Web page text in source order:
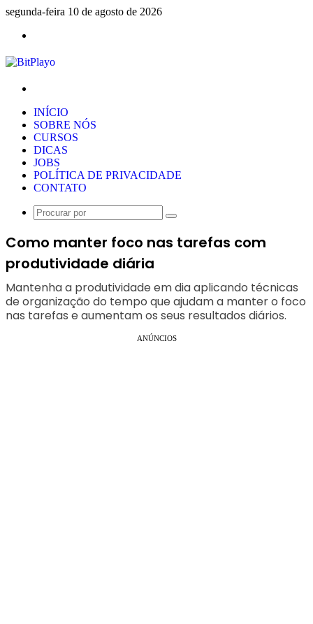
segunda-feira 10 de agosto de 2026
INÍCIO
SOBRE NÓS
CURSOS
DICAS
JOBS
POLÍTICA DE PRIVACIDADE
CONTATO
Procurar
Como manter foco nas tarefas com
produtividade diária
Mantenha a produtividade em dia aplicando técnicas
de organização do tempo que ajudam a manter o foco
nas tarefas e aumentam os seus resultados diários.
ANÚNCIOS